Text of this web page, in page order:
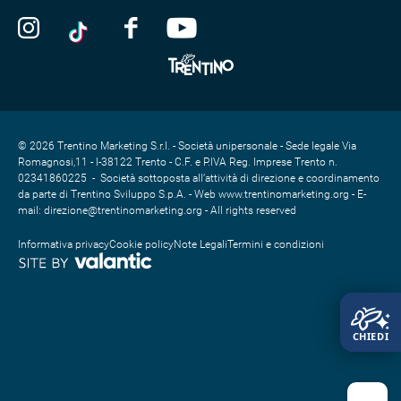
© 2026 Trentino Marketing S.r.l. - Società unipersonale - Sede legale Via
Romagnosi,11 - I-38122 Trento - C.F. e P.IVA Reg. Imprese Trento n.
02341860225 - Società sottoposta all’attività di direzione e coordinamento
da parte di Trentino Sviluppo S.p.A. - Web www.trentinomarketing.org - E-
mail: direzione@trentinomarketing.org - All rights reserved
Informativa privacyCookie policyNote LegaliTermini e condizioni